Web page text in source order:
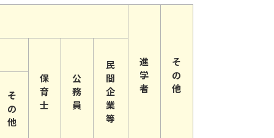
進
学
者
そ
の
他
保
育
士
公
務
員
民
間
企
業
等
そ
の
他